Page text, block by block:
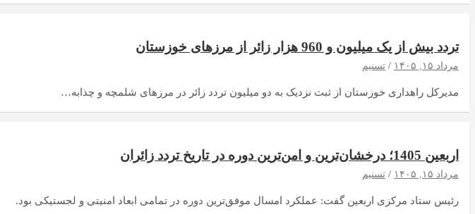
تردد بیش از یک میلیون و 960 هزار زائر از مرزهای خوزستان
مرداد ۱۵, ۱۴۰۵ تسنیم
مدیرکل راهداری خوزستان از ثبت نزدیک به دو میلیون تردد زائر در مرزهای شلمچه و چذابه…
اربعین 1405؛ درخشان‌ترین و امن‌ترین دوره در تاریخ تردد زائران
مرداد ۱۵, ۱۴۰۵ تسنیم
رئیس ستاد مرکزی اربعین گفت: عملکرد امسال موفق‌ترین دوره در تمامی ابعاد امنیتی و لجستیکی بود.